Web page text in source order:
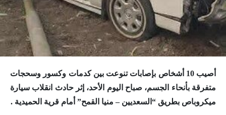
أصيب 10 أشخاص بإصابات تنوعت بين كدمات وكسور وسحجات
متفرقة بأنحاء الجسم، صباح اليوم الأحد، إثر حادث انقلاب سيارة
ميكروباص بطريق “السعديين – منيا القمح” أمام قرية الحميدية .